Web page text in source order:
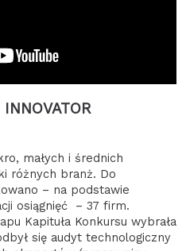
małych i średnich
różnych branż. Do
– na podstawie
osiągnięć – 37 firm.
Kapituła Konkursu wybrała
się audyt technologiczny